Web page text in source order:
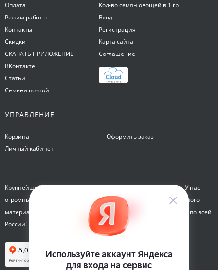
Оплата
Режим работы
Контакты
Скидки
СКАЧАТЬ ПРИЛОЖЕНИЕ
ВКонтакте
Статьи
Семена почтой
Кол-во семян овощей в 1 гр
Вход
Регистрация
Карта сайта
Соглашение
УПРАВЛЕНИЕ
Корзина
Личный кабинет
Оформить заказ
Крупнейший интернет-магазин семян Семена на Яблочкова. У нас
огромный каталог семян, растений, луковиц цветов и посадочного
материала. Здесь вы можете купить семена почтой и курьером по всей
России!